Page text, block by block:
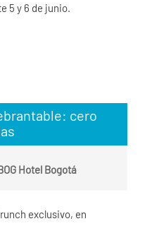
5 y 6 de junio.
cero
Hotel Bogotá
exclusivo, en